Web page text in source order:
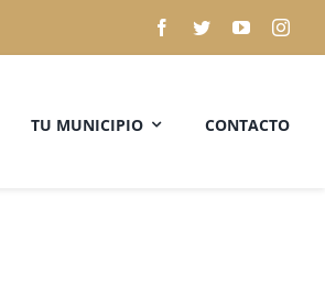
TU MUNICIPIO CONTACTO